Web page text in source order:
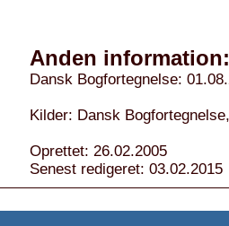
Anden information:
Dansk Bogfortegnelse:
Kilder: Dansk
Oprettet: 26.02.2005
Senest redigeret: 03.02.2015